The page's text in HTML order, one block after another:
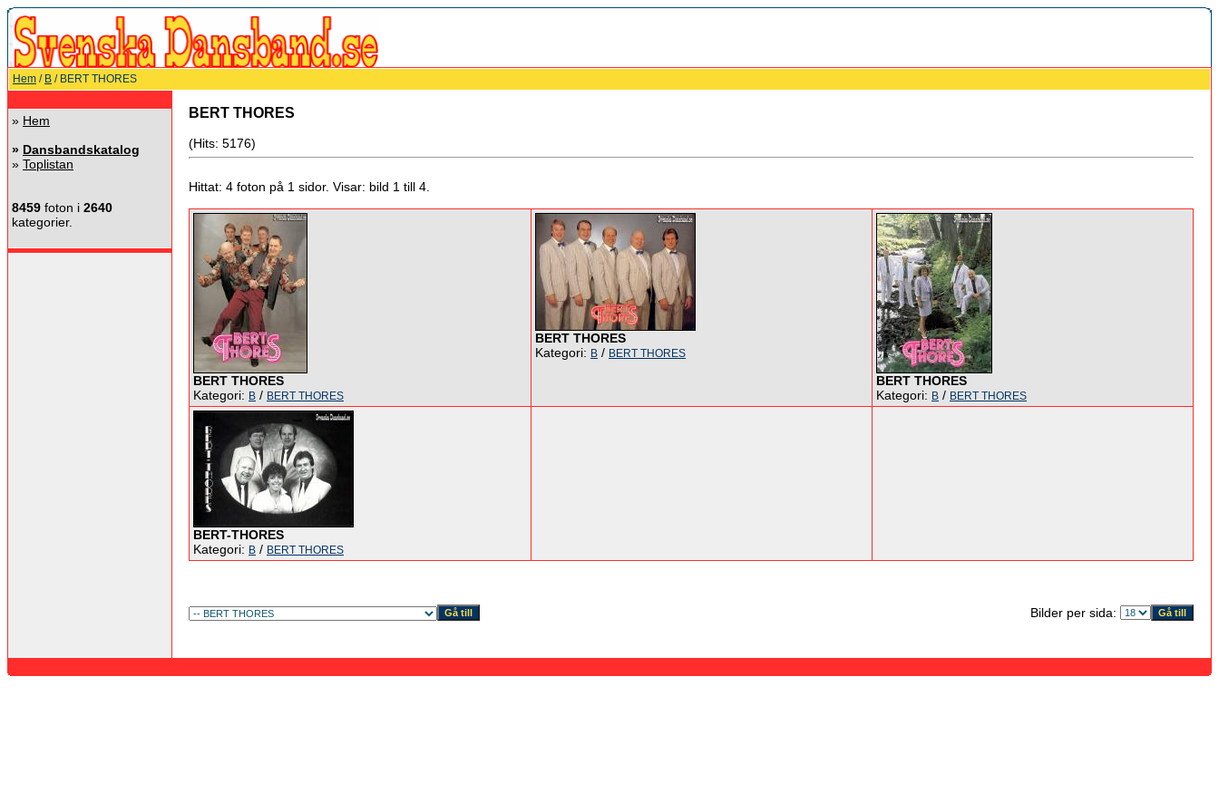
Hem / B / BERT THORES
» Hem
» Dansbandskatalog
» Toplistan
8459 foton i 2640
kategorier.
BERT THORES
(Hits: 5176)
Hittat: 4 foton på 1 sidor. Visar: bild 1 till 4.
BERT THORES
Kategori: B / BERT THORES
BERT THORES
Kategori: B / BERT THORES
BERT THORES
Kategori: B / BERT THORES
BERT-THORES
Kategori: B / BERT THORES
Bilder per sida: